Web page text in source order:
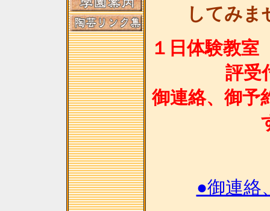
してみま
１日体験教
評受
御連絡、御予
●御連絡